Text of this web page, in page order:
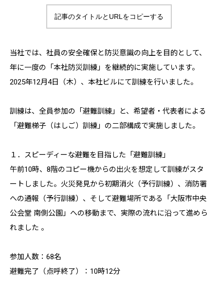
記事のタイトルとURLをコピーする
当社では、社員の安全確保と防災意識の向上を目的として、
年に一度の「本社防災訓練」を継続的に実施しています。
2025年12月4日（木）、本社ビルにて訓練を行いました。
訓練は、全員参加の「避難訓練」と、希望者・代表者による
「避難梯子（はしご）訓練」の二部構成で実施しました。
１．スピーディーな避難を目指した「避難訓練」
午前10時、8階のコピー機からの出火を想定して訓練がスタ
ートしました。火災発見から初期消火（予行訓練）、消防署
への通報（予行訓練）、そして避難場所である「大阪市中央
公会堂 南側公園」への移動まで、実際の流れに沿って進めら
れました 。
参加人数：68名
避難完了（点呼終了）：10時12分